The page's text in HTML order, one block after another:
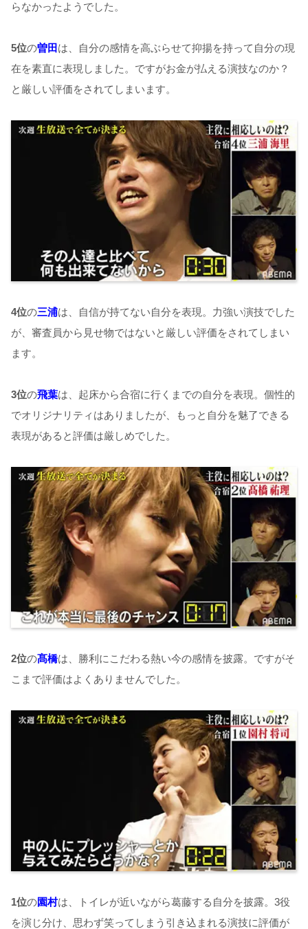
らなかったようでした。
5位の曽田 は、自分の感情を高ぶらせて抑揚を持って自分の現
在を素直に表現しました。ですがお金が払える演技なのか？
と厳しい評価をされてしまいます。
4位の三浦は、自信が持てない自分を表現。力強い演技でした
が、審査員から見せ物ではないと厳しい評価をされてしまい
ます。
3位の飛葉は、起床から合宿に行くまでの自分を表現。個性的
でオリジナリティはありましたが、もっと自分を魅了できる
表現があると評価は厳しめでした。
2位の髙橋は、勝利にこだわる熱い今の感情を披露。ですがそ
こまで評価はよくありませんでした。
1位の園村は、トイレが近いながら葛藤する自分を披露。 3役
を演じ分け、思わず笑ってしまう引き込まれる演技に評価が